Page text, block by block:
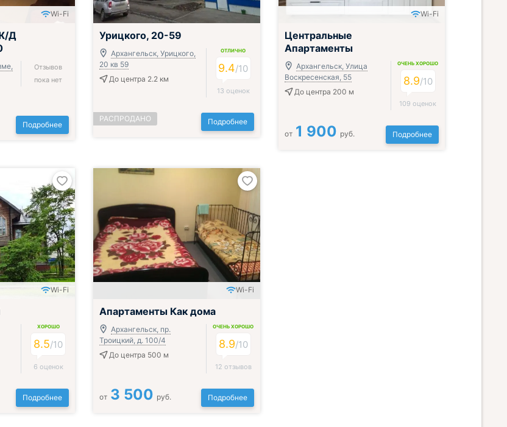
Wi-Fi
Д
Отзывов
пока нет
Подробнее
Урицкого, 20-59
Архангельск, Урицкого,
20 кв 59
До центра 2.2 км
ОТЛИЧНО
9.4/10
13 оценок
РАСПРОДАНО Подробнее
Wi-Fi
Центральные
Апартаменты
Архангельск, Улица
Воскресенская, 55
До центра 200 м
ОЧЕНЬ ХОРОШО
8.9/10
109 оценок
от 1 900 руб. Подробнее
Wi-Fi
ХОРОШО
8.5/10
6 оценок
Подробнее
Wi-Fi
Апартаменты Как дома
Архангельск, пр.
Троицкий, д. 100/4
До центра 500 м
ОЧЕНЬ ХОРОШО
8.9/10
12 отзывов
от 3 500 руб. Подробнее